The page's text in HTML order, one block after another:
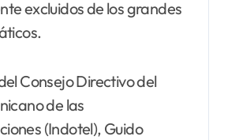
excluidos de los grandes
Consejo Directivo del
de las
(Indotel), Guido